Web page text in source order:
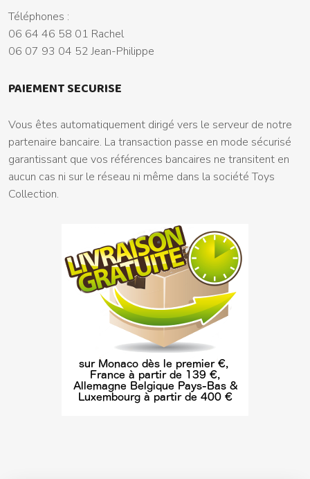
Téléphones :
06 64 46 58 01 Rachel
06 07 93 04 52 Jean-Philippe
PAIEMENT SECURISE
Vous êtes automatiquement dirigé vers le serveur de notre
partenaire bancaire. La transaction passe en mode sécurisé
garantissant que vos références bancaires ne transitent en
aucun cas ni sur le réseau ni même dans la société Toys
Collection.